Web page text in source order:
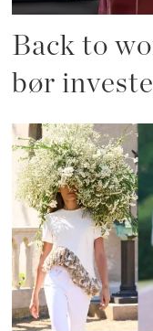
Back to
bør